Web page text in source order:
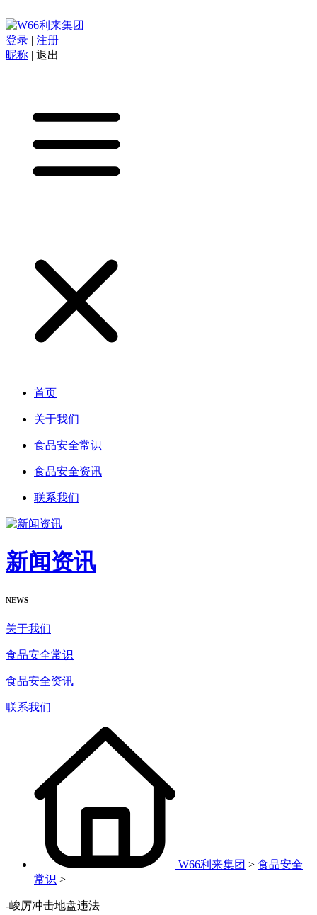
登录 | 注册
昵称 | 退出
首页
关于我们
食品安全常识
食品安全资讯
联系我们
新闻资讯
NEWS
关于我们
食品安全常识
食品安全资讯
联系我们
W66利来集团 > 食品安全
常识 >
-峻厉冲击地盘违法